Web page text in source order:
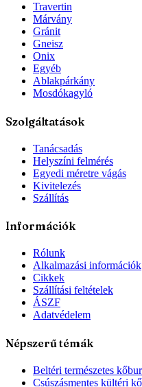
Travertin
Márvány
Gránit
Gneisz
Onix
Egyéb
Ablakpárkány
Mosdókagyló
Szolgáltatások
Tanácsadás
Helyszíni felmérés
Egyedi méretre vágás
Kivitelezés
Szállítás
Információk
Rólunk
Alkalmazási információk
Cikkek
Szállítási feltételek
ÁSZF
Adatvédelem
Népszerű témák
Beltéri természetes
Csúszásmentes kültéri